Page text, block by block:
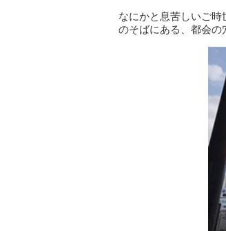
なにかと息苦しいご
のそばにある、都会の